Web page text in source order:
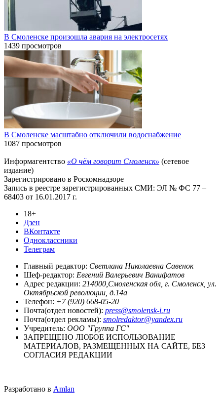
В Смоленске произошла авария на электросетях
1439 просмотров
В Смоленске масштабно отключили водоснабжение
1087 просмотров
Информагентство «О чём говорит Смоленск» (сетевое
издание)
Зарегистрировано в Роскомнадзоре
Запись в реестре зарегистрированных СМИ: ЭЛ № ФС 77 –
68403 от 16.01.2017 г.
18+
Дзен
ВКонтакте
Одноклассники
Телеграм
Главный редактор: Светлана Николаевна Савенок
Шеф-редактор: Евгений Валерьевич Ванифатов
Адрес редакции: 214000,Смоленская обл, г. Смоленск, ул.
Октябрьской революции, д.14а
Телефон: +7 (920) 668-05-20
Почта(отдел новостей): press@smolensk-i.ru
Почта(отдел рекламы): smolredaktor@yandex.ru
Учредитель: ООО "Группа ГС"
ЗАПРЕЩЕНО ЛЮБОЕ ИСПОЛЬЗОВАНИЕ
МАТЕРИАЛОВ, РАЗМЕЩЕННЫХ НА САЙТЕ, БЕЗ
СОГЛАСИЯ РЕДАКЦИИ
Разработано в Amlan